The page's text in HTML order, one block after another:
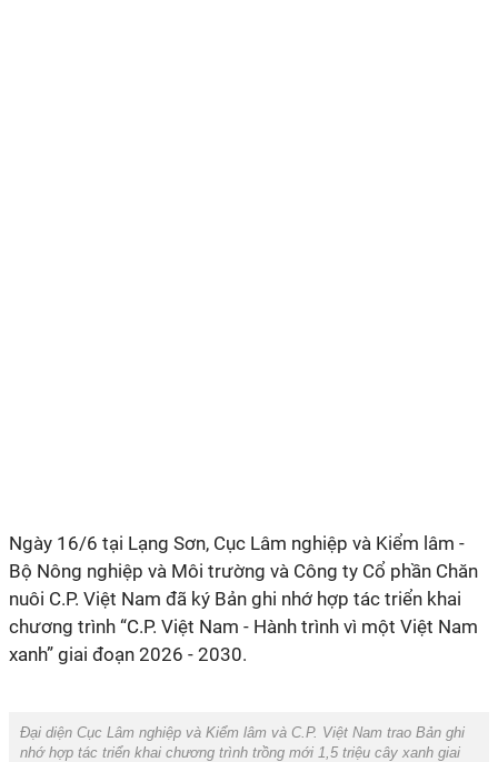
Bộ Nông nghiệp và Môi trường và Công ty Cổ phần Chăn
nuôi C.P. Việt Nam đã ký Bản ghi nhớ hợp tác triển khai
chương trình “C.P. Việt Nam - Hành trình vì một Việt Nam
Đại diện Cục Lâm nghiệp và Kiểm lâm và C.P. Việt Nam trao Bản ghi
nhớ hợp tác triển khai chương trình trồng mới 1,5 triệu cây xanh giai